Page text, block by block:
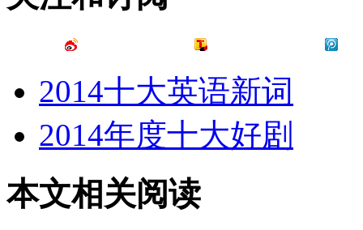
2014十大英语新词
2014年度十大好剧
本文相关阅读